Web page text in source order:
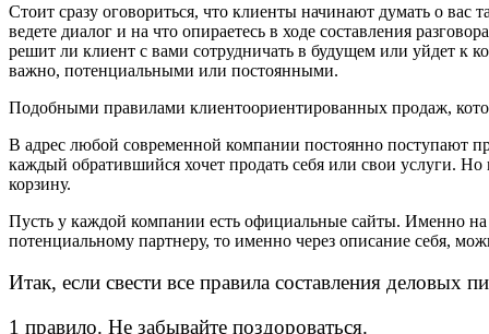
Стоит сразу оговориться, что клиенты начинают думать о вас
ведете диалог и на что опираетесь в ходе составления
решит ли клиент с вами сотрудничать в будущем или уйдет к
важно, потенциальными или постоянными.
Подобными правилами клиентоориентированных продаж,
В адрес любой современной компании постоянно поступают
каждый обратившийся хочет продать себя или свои услуги.
корзину.
Пусть у каждой компании есть официальные сайты. Именно
потенциальному партнеру, то именно через описание себя,
Итак, если свести все правила составления деловых
1 правило. Не забывайте поздороваться.